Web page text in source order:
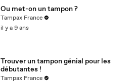
Ou met-on un tampon ?
Tampax France
il y a 9 ans
Trouver un tampon génial pour les
débutantes !
Tampax France